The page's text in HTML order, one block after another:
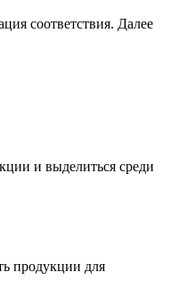
соответствия. Далее
и выделиться среди
продукции для